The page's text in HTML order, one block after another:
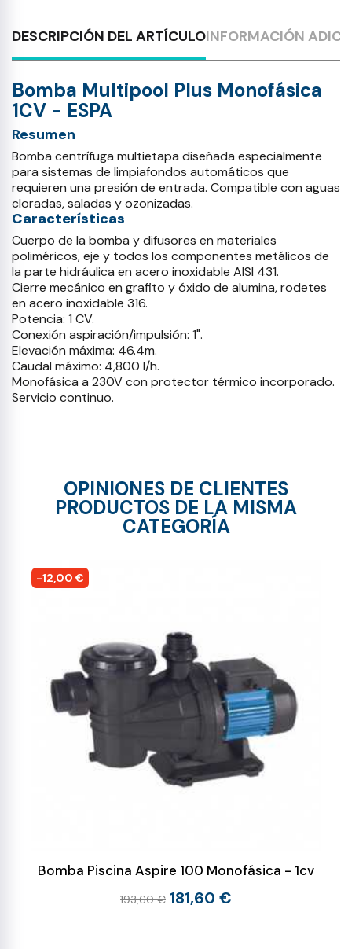
DESCRIPCIÓN DEL ARTÍCULOINFORMACIÓN
Bomba Multipool Plus Monofásica
1CV - ESPA
Resumen
Bomba centrífuga multietapa diseñada especialmente
para sistemas de limpiafondos automáticos que
requieren una presión de entrada. Compatible con aguas
cloradas, saladas y ozonizadas.
Características
Cuerpo de la bomba y difusores en materiales
poliméricos, eje y todos los componentes metálicos de
la parte hidráulica en acero inoxidable AISI 431.
Cierre mecánico en grafito y óxido de alumina, rodetes
en acero inoxidable 316.
Potencia: 1 CV.
Conexión aspiración/impulsión: 1".
Elevación máxima: 46.4m.
Caudal máximo: 4,800 l/h.
Monofásica a 230V con protector térmico incorporado.
Servicio continuo.
OPINIONES DE CLIENTES
PRODUCTOS DE LA MISMA
CATEGORÍA
-12,00 €
Bomba Piscina Aspire 100 Monofásica - 1cv
193,60 € 181,60 €